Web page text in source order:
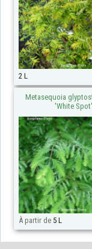
2 L
Metasequoia
'White Spot'
À partir de 5 L